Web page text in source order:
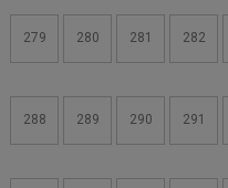
279 280 281 282
288 289 290 291